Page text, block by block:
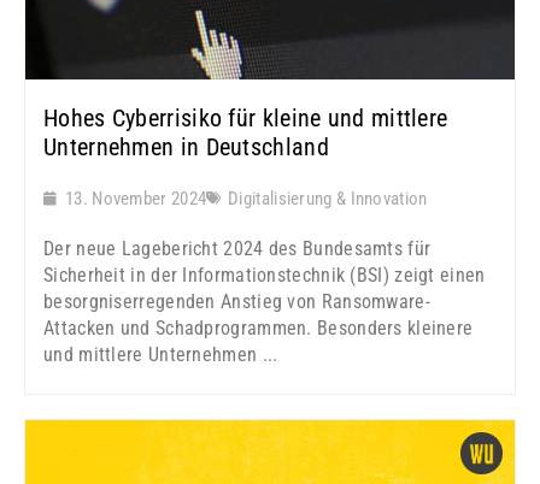
Hohes Cyberrisiko für kleine und mittlere
Unternehmen in Deutschland
13. November 2024 Digitalisierung & Innovation
Der neue Lagebericht 2024 des Bundesamts für
Sicherheit in der Informationstechnik (BSI) zeigt einen
besorgniserregenden Anstieg von Ransomware-
Attacken und Schadprogrammen. Besonders kleinere
und mittlere Unternehmen ...